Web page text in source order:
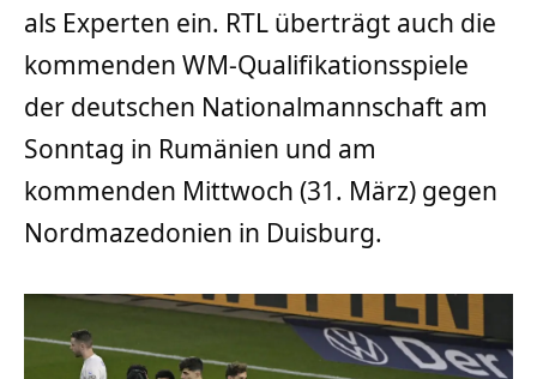
als Experten ein. RTL überträgt auch die
kommenden WM-Qualifikationsspiele
der deutschen Nationalmannschaft am
Sonntag in Rumänien und am
kommenden Mittwoch (31. März) gegen
Nordmazedonien in Duisburg.